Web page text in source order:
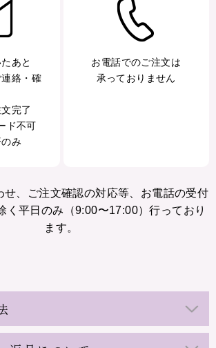
あと
絡・確
完了
ド不可
み
お電話でのご注文は
承っておりません
せ、ご注文確認の対応等、お電話の受付
く平日のみ（9:00〜17:00）行っており
ます。